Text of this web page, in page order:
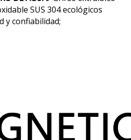
SUS 304 ecológicos
y confiabilidad;